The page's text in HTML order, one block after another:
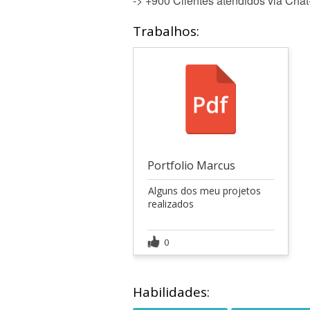
Trabalhos:
Portfolio Marcus
Alguns dos meu projetos
realizados
0
Habilidades: